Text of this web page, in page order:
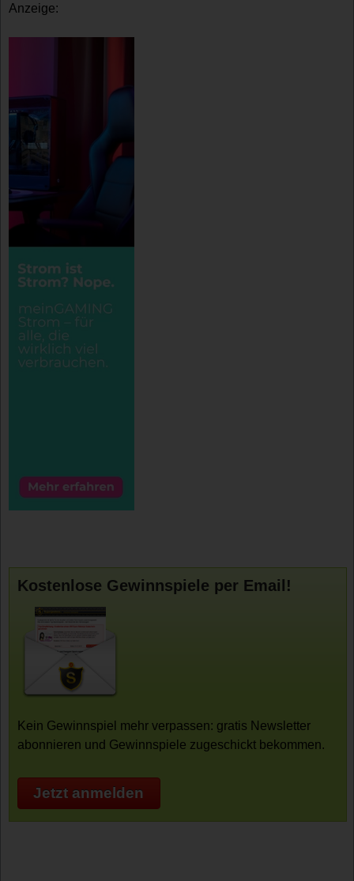
Anzeige:
Kostenlose Gewinnspiele per Email!
Kein Gewinnspiel mehr verpassen: gratis Newsletter
abonnieren und Gewinnspiele zugeschickt bekommen.
Jetzt anmelden